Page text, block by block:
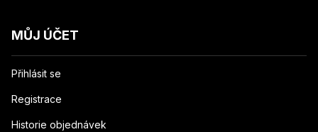
MŮJ ÚČET
Přihlásit se
Registrace
Historie objednávek